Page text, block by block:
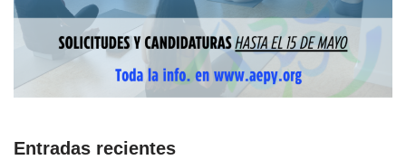
Entradas recientes